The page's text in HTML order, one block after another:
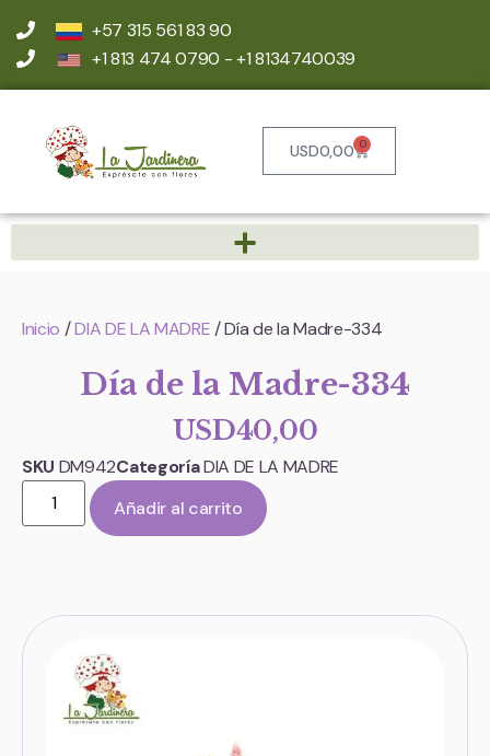
+57 315 561 83 90
+1 813 474 0790 - +1 8134740039
USD0,00 0
Inicio /DIA DE LA MADRE / Día de la Madre-334
Día de la Madre-334
USD40,00
SKU DM942CategoríaDIA DE LA MADRE
Añadir al carrito